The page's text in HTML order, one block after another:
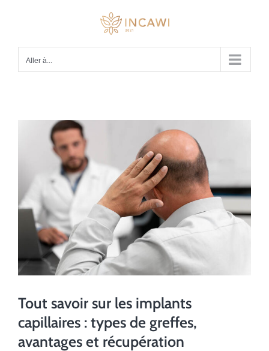
Aller à...
Tout savoir sur les implants
capillaires : types de greffes,
avantages et récupération